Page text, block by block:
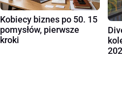
Kobiecy biznes po 50. 15
pomysłów, pierwsze
kroki